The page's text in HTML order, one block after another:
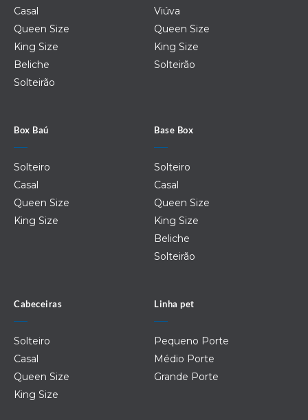
Casal
Queen Size
King Size
Beliche
Solteirão
Viúva
Queen Size
King Size
Solteirão
Box Baú
Solteiro
Casal
Queen Size
King Size
Base Box
Solteiro
Casal
Queen Size
King Size
Beliche
Solteirão
Cabeceiras
Solteiro
Casal
Queen Size
King Size
Linha pet
Pequeno Porte
Médio Porte
Grande Porte